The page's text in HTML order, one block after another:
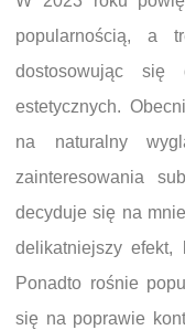
popularnością, a
dostosowując się
estetycznych.
na naturalny
zainteresowania
decyduje się na
delikatniejszy efekt,
Ponadto rośnie
się na poprawie